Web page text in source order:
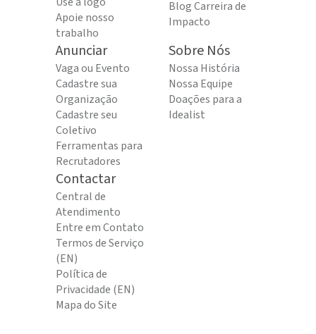
Apoie nosso
trabalho
Blog Carreira de
Impacto
Anunciar
Vaga ou Evento
Cadastre sua
Organização
Cadastre seu
Coletivo
Ferramentas para
Recrutadores
Sobre Nós
Nossa História
Nossa Equipe
Doações para a
Idealist
Contactar
Central de
Atendimento
Entre em Contato
Termos de Serviço
(EN)
Política de
Privacidade (EN)
Mapa do Site